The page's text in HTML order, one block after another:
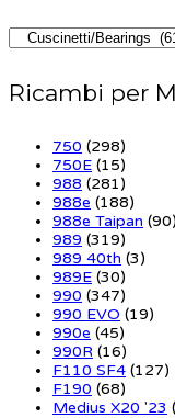
Ricambi per
750 (298)
750E (15)
988 (281)
988e (188)
988e Taipan (90)
989 (319)
989 40th (3)
989E (30)
990 (347)
990 EVO (19)
990e (45)
990R (16)
F110 SF4 (127)
F190 (68)
Medius X20 '23